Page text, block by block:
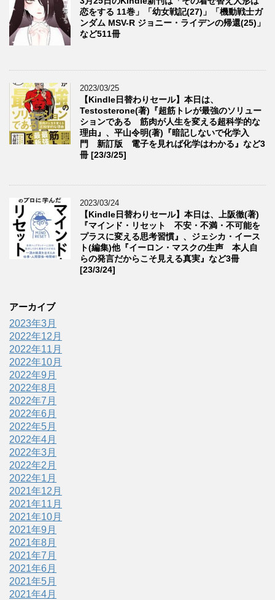
恋をする 11巻」「幼女戦記(27)」「機動戦士ガ
ンダム MSV-R ジョニー・ライデンの帰還(25)」
など511冊
2023/03/25
【Kindle日替わりセール】本日は、
Testosterone(著)『超筋トレが最強のソリュー
ションである 筋肉が人生を変える超科学的な
理由』、平山令明(著)『暗記しないで化学入
門 新訂版 電子を見れば化学はわかる』など3
冊 [23/3/25]
2023/03/24
【Kindle日替わりセール】本日は、上阪徹(著)
『マインド・リセット 不安・不満・不可能を
プラスに変える思考習慣』、ジェシカ・イース
ト(編集)他『イーロン・マスクの生声 本人自
らの発言だからこそ見える真実』など3冊
[23/3/24]
アーカイブ
2023年3月
2022年12月
2022年11月
2022年10月
2022年9月
2022年8月
2022年7月
2022年6月
2022年5月
2022年4月
2022年3月
2022年2月
2022年1月
2021年12月
2021年11月
2021年10月
2021年9月
2021年8月
2021年7月
2021年6月
2021年5月
2021年4月